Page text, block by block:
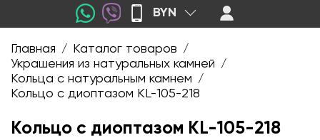
BYN
Главная / Каталог товаров /
Украшения из натуральных камней /
Кольца с натуральным камнем /
Кольцо с диоптазом KL-105-218
Кольцо с диоптазом KL-105-218